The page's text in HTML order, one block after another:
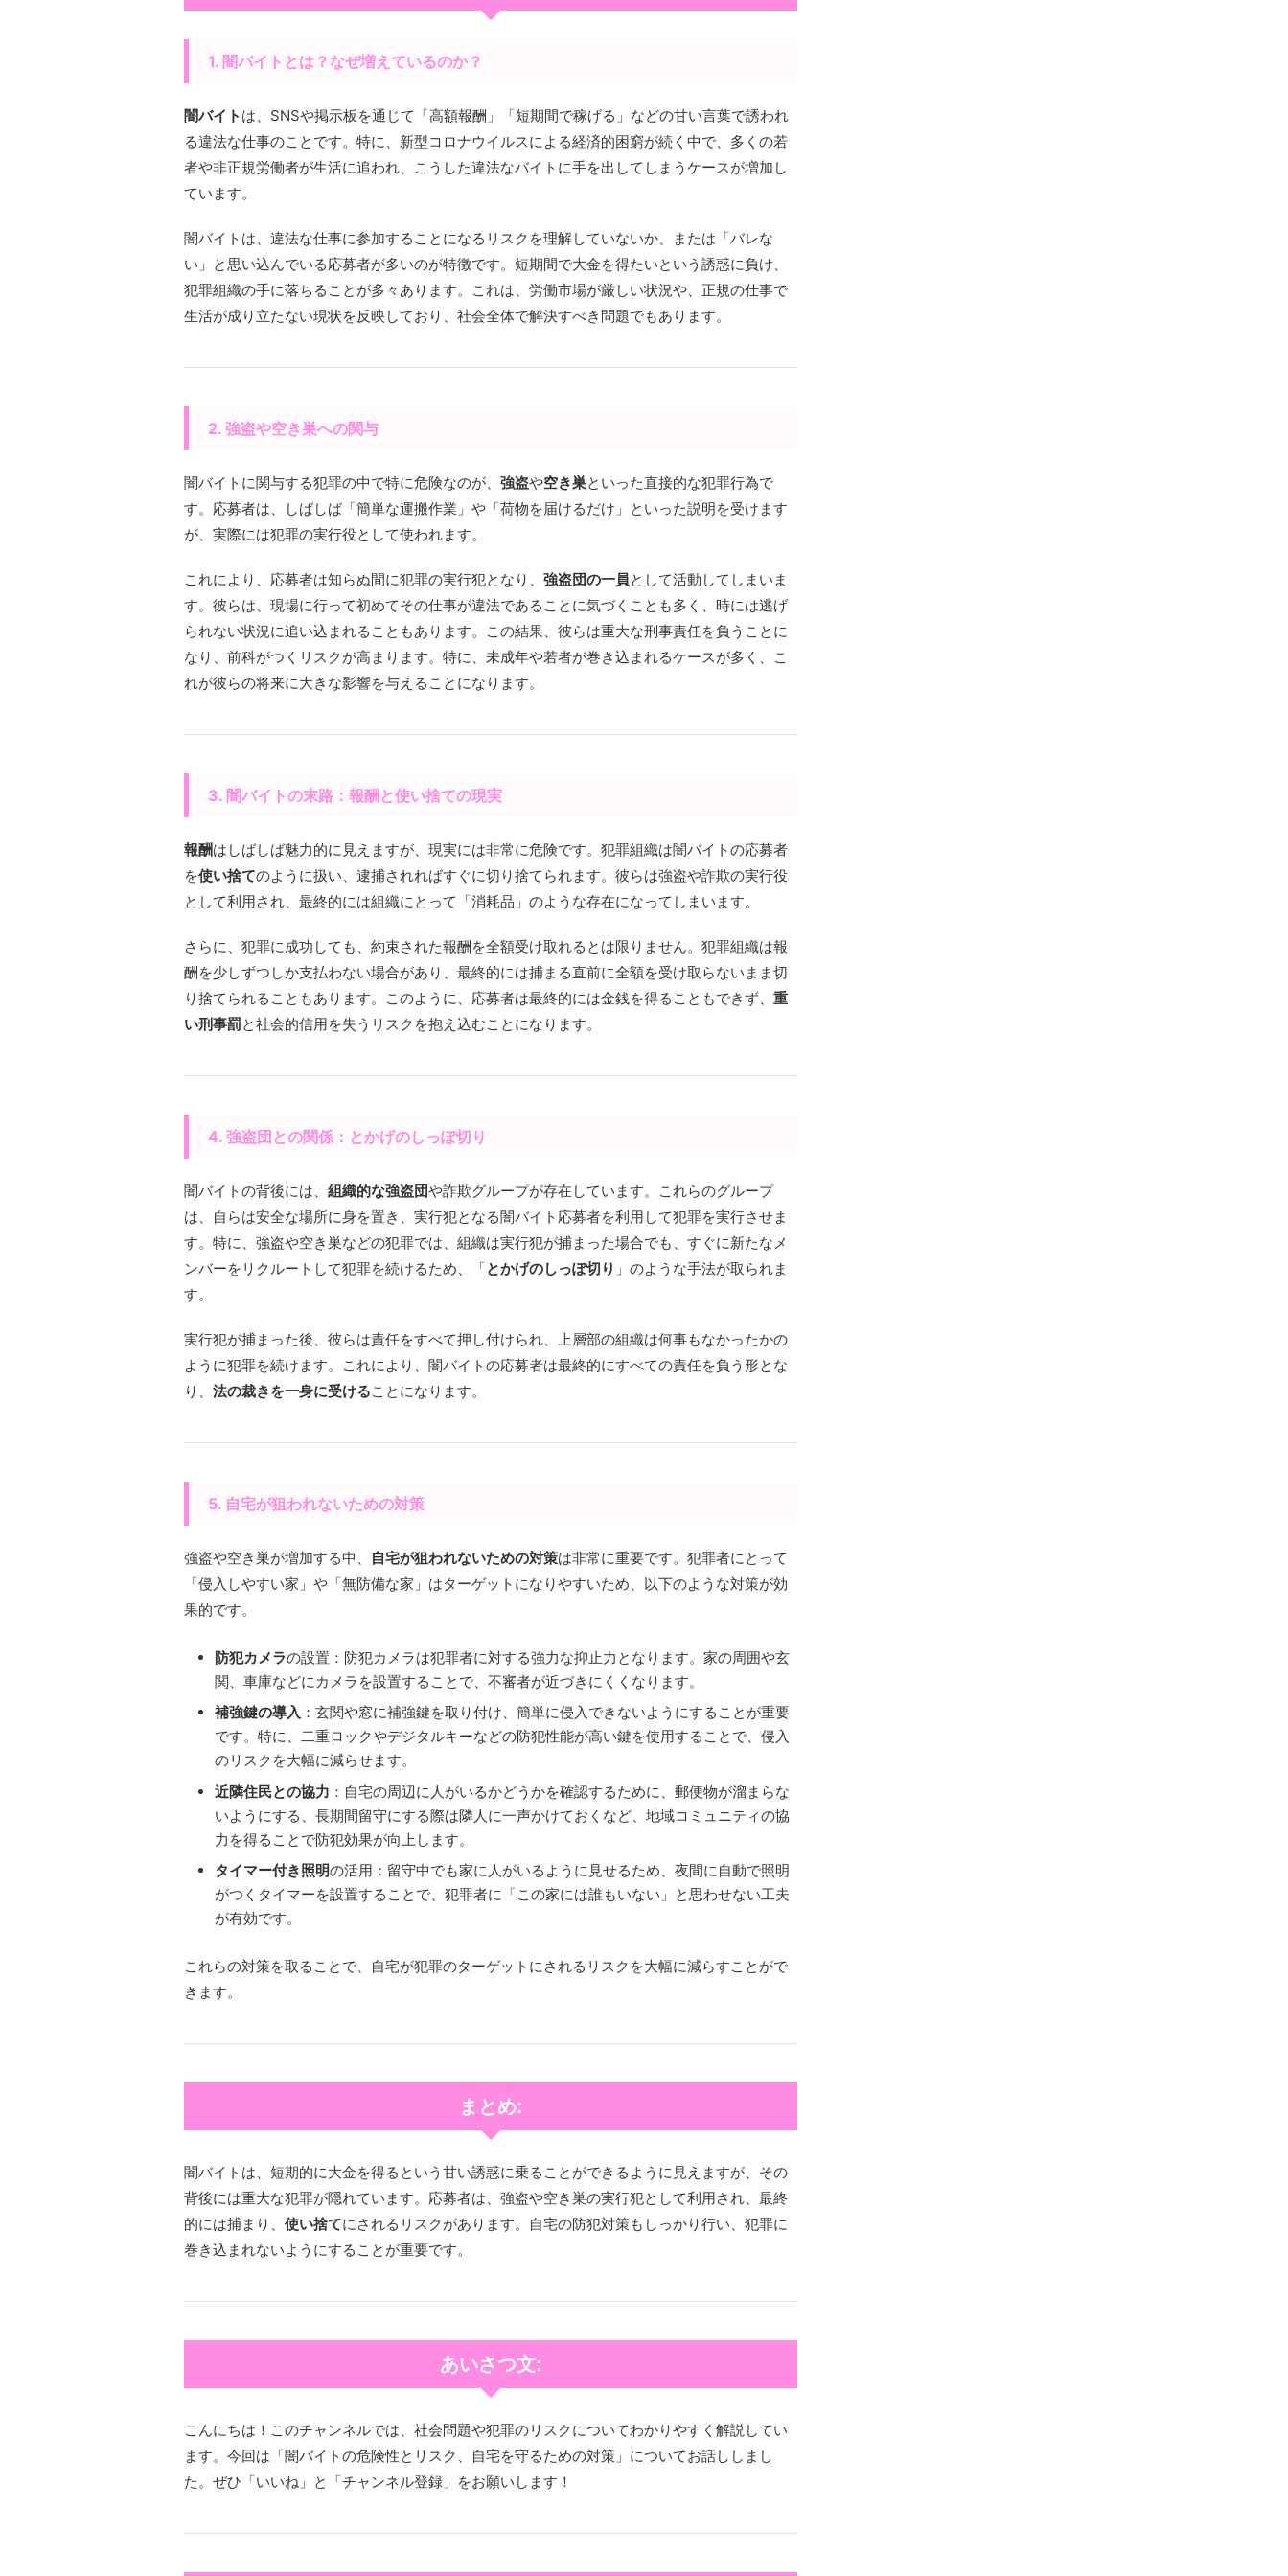
1. 闇バイトとは？なぜ増えているのか？
闇バイト は、SNSや掲示板を通じて「高額報酬」「短期間で稼げる」などの甘い言葉で誘われ
る違法な仕事のことです。特に、新型コロナウイルスによる経済的困窮が続く中で、多くの若
者や非正規労働者が生活に追われ、こうした違法なバイトに手を出してしまうケースが増加し
ています。
闇バイトは、違法な仕事に参加することになるリスクを理解していないか、または「バレな
い」と思い込んでいる応募者が多いのが特徴です。短期間で大金を得たいという誘惑に負け、
犯罪組織の手に落ちることが多々あります。これは、労働市場が厳しい状況や、正規の仕事で
生活が成り立たない現状を反映しており、社会全体で解決すべき問題でもあります。
2. 強盗や空き巣への関与
闇バイトに関与する犯罪の中で特に危険なのが、 強盗や空き巣といった直接的な犯罪行為で
す。応募者は、しばしば「簡単な運搬作業」や「荷物を届けるだけ」といった説明を受けます
が、実際には犯罪の実行役として使われます。
これにより、応募者は知らぬ間に犯罪の実行犯となり、 強盗団の一員として活動してしまいま
す。彼らは、現場に行って初めてその仕事が違法であることに気づくことも多く、時には逃げ
られない状況に追い込まれることもあります。この結果、彼らは重大な刑事責任を負うことに
なり、前科がつくリスクが高まります。特に、未成年や若者が巻き込まれるケースが多く、こ
れが彼らの将来に大きな影響を与えることになります。
3. 闇バイトの末路：報酬と使い捨ての現実
報酬はしばしば魅力的に見えますが、現実には非常に危険です。犯罪組織は闇バイトの応募者
を使い捨てのように扱い、逮捕されればすぐに切り捨てられます。彼らは強盗や詐欺の実行役
として利用され、最終的には組織にとって「消耗品」のような存在になってしまいます。
さらに、犯罪に成功しても、約束された報酬を全額受け取れるとは限りません。犯罪組織は報
酬を少しずつしか支払わない場合があり、最終的には捕まる直前に全額を受け取らないまま切
り捨てられることもあります。このように、応募者は最終的には金銭を得ることもできず、 重
い刑事罰と社会的信用を失うリスクを抱え込むことになります。
4. 強盗団との関係：とかげのしっぽ切り
闇バイトの背後には、 組織的な強盗団や詐欺グループが存在しています。これらのグループ
は、自らは安全な場所に身を置き、実行犯となる闇バイト応募者を利用して犯罪を実行させま
す。特に、強盗や空き巣などの犯罪では、組織は実行犯が捕まった場合でも、すぐに新たなメ
ンバーをリクルートして犯罪を続けるため、「とかげのしっぽ切り 」のような手法が取られま
す。
実行犯が捕まった後、彼らは責任をすべて押し付けられ、上層部の組織は何事もなかったかの
ように犯罪を続けます。これにより、闇バイトの応募者は最終的にすべての責任を負う形とな
り、 法の裁きを一身に受けることになります。
5. 自宅が狙われないための対策
強盗や空き巣が増加する中、 自宅が狙われないための対策は非常に重要です。犯罪者にとって
「侵入しやすい家」や「無防備な家」はターゲットになりやすいため、以下のような対策が効
果的です。
防犯カメラの設置：防犯カメラは犯罪者に対する強力な抑止力となります。家の周囲や玄
関、車庫などにカメラを設置することで、不審者が近づきにくくなります。
補強鍵の導入 ：玄関や窓に補強鍵を取り付け、簡単に侵入できないようにすることが重要
です。特に、二重ロックやデジタルキーなどの防犯性能が高い鍵を使用することで、侵入
のリスクを大幅に減らせます。
近隣住民との協力 ：自宅の周辺に人がいるかどうかを確認するために、郵便物が溜まらな
いようにする、長期間留守にする際は隣人に一声かけておくなど、地域コミュニティの協
力を得ることで防犯効果が向上します。
タイマー付き照明の活用：留守中でも家に人がいるように見せるため、夜間に自動で照明
がつくタイマーを設置することで、犯罪者に「この家には誰もいない」と思わせない工夫
が有効です。
これらの対策を取ることで、自宅が犯罪のターゲットにされるリスクを大幅に減らすことがで
きます。
まとめ:
闇バイトは、短期的に大金を得るという甘い誘惑に乗ることができるように見えますが、その
背後には重大な犯罪が隠れています。応募者は、強盗や空き巣の実行犯として利用され、最終
的には捕まり、 使い捨てにされるリスクがあります。自宅の防犯対策もしっかり行い、犯罪に
巻き込まれないようにすることが重要です。
あいさつ文:
こんにちは！このチャンネルでは、社会問題や犯罪のリスクについてわかりやすく解説してい
ます。今回は「闇バイトの危険性とリスク、自宅を守るための対策」についてお話ししまし
た。ぜひ「いいね」と「チャンネル登録」をお願いします！